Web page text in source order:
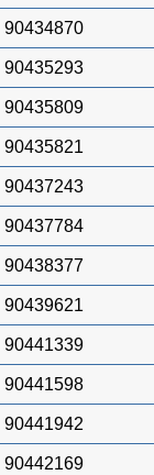
90434870
90435293
90435809
90435821
90437243
90437784
90438377
90439621
90441339
90441598
90441942
90442169